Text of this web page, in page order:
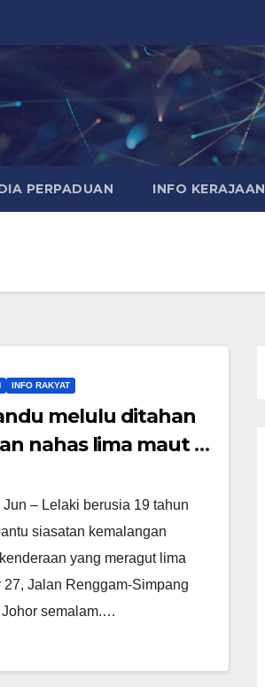
PERPADUAN INFO KERAJAAN
INFO RAKYAT
melulu ditahan
nahas lima maut di
– Lelaki berusia 19 tahun
siasatan kemalangan
yang meragut lima
Jalan Renggam-Simpang
semalam.…